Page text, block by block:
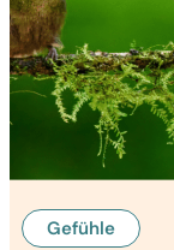
Gefühle